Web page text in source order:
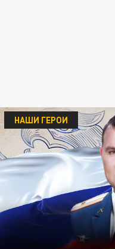
НАШИ ГЕРОИ